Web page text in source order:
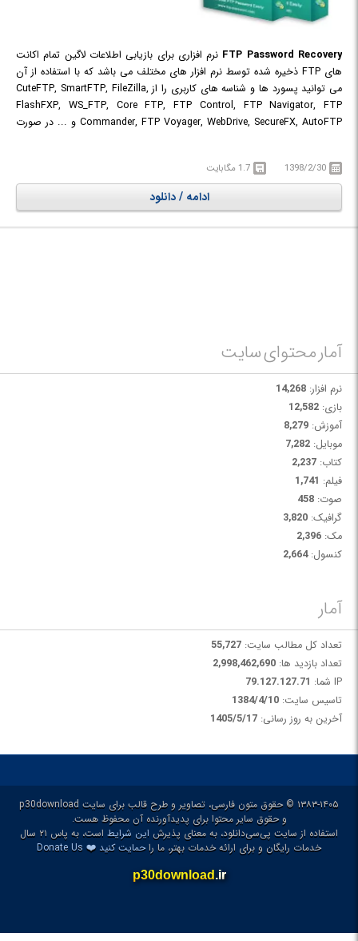
FTP Password Recovery نرم افزاری برای بازیابی اطلاعات لاگین تمام اکانت
های FTP ذخیره شده توسط نرم افزار های مختلف می باشد که با استفاده از آن
می توانید پسورد ها و شناسه های کاربری را از CuteFTP, SmartFTP, FileZilla,
FlashFXP, WS_FTP, Core FTP, FTP Control, FTP Navigator, FTP
Commander, FTP Voyager, WebDrive, SecureFX, AutoFTP و ... در صورت
1398/2/30 1.7 مگابایت
ادامه / دانلود
آمار محتوای سایت
نرم افزار: 14,268
بازی: 12,582
آموزش: 8,279
موبایل: 7,282
کتاب: 2,237
فیلم: 1,741
صوت: 458
گرافیک: 3,820
مک: 2,396
کنسول:2,664
آمار
تعداد کل مطالب سایت: 55,727
تعداد بازدید ها: 2,998,462,690
IP شما:
79.127.127.71
تاسیس سایت: 1384/4/10
آخرین به روز رسانی: 1405/5/17
۱۳۸۳-۱۴۰۵ © حقوق متون فارسی، تصاویر و طرح قالب برای سایت p30download
و حقوق سایر محتوا برای پدیدآورنده آن محفوظ هست.
استفاده از سایت پی‌سی‌دانلود، به معنای پذیرش این شرایط
است، به پاس ۲۱ سال
خدمات رایگان و برای ارائه خدمات بهتر، ما راحمایت کنید ❤️
p30download